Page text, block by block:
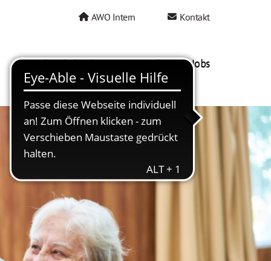
AWO Intern Kontakt
AWO als Arbeitgeber Mein AWO Jobs